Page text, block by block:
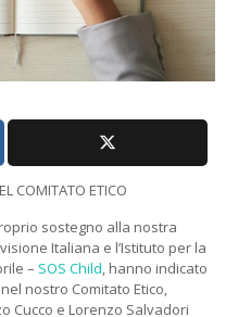
COMITATO ETICO
sostegno alla nostra
Italiana e l’Istituto per la
– SOS Child, hanno indicato
nostro Comitato Etico,
Cucco e Lorenzo Salvadori